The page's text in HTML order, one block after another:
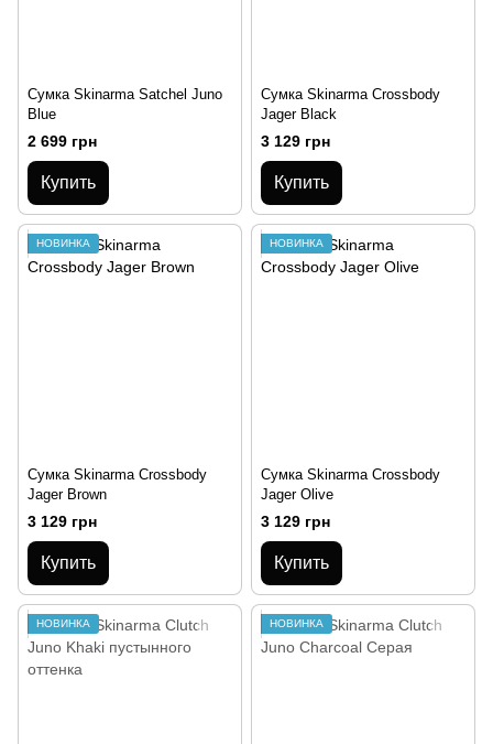
Сумка Skinarma Satchel Juno
Blue
2 699 грн
Купить
Сумка Skinarma Crossbody
Jager Black
3 129 грн
Купить
НОВИНКА
Сумка Skinarma Crossbody
Jager Brown
3 129 грн
Купить
НОВИНКА
Сумка Skinarma Crossbody
Jager Olive
3 129 грн
Купить
НОВИНКА НОВИНКА